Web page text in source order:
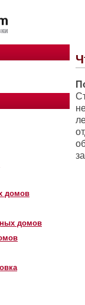
домов
домов